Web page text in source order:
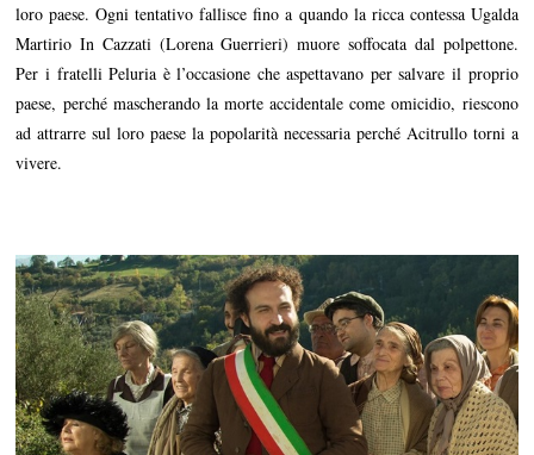
loro paese. Ogni tentativo fallisce fino a quando la ricca contessa Ugalda
Martirio In Cazzati (Lorena Guerrieri) muore soffocata dal polpettone.
Per i fratelli Peluria è l’occasione che aspettavano per salvare il proprio
paese, perché mascherando la morte accidentale come omicidio, riescono
ad attrarre sul loro paese la popolarità necessaria perché Acitrullo torni a
vivere.